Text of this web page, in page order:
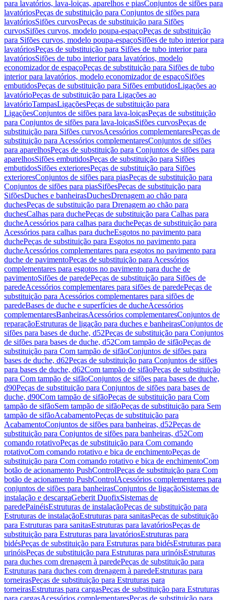
para lavatórios, lava-loiças, aparelhos e piasConjuntos de sifões para
lavatóriosPeças de substituição para Conjuntos de sifões para
lavatóriosSifões curvosPeças de substituição para Sifões
curvosSifões curvos, modelo poupa-espaçoPeças de substituição
para Sifões curvos, modelo poupa-espaçoSifões de tubo interior para
lavatóriosPeças de substituição para Sifões de tubo interior para
lavatóriosSifões de tubo interior para lavatórios, modelo
economizador de espaçoPeças de substituição para Sifões de tubo
interior para lavatórios, modelo economizador de espaçoSifões
embutidosPeças de substituição para Sifões embutidosLigações ao
lavatórioPeças de substituição para Ligações ao
lavatórioTampasLigaçõesPeças de substituição para
LigaçõesConjuntos de sifões para lava-loiçasPeças de substituição
para Conjuntos de sifões para lava-loiçasSifões curvosPeças de
substituição para Sifões curvosAcessórios complementaresPeças de
substituição para Acessórios complementaresConjuntos de sifões
para aparelhosPeças de substituição para Conjuntos de sifões para
aparelhosSifões embutidosPeças de substituição para Sifões
embutidosSifões exterioresPeças de substituição para Sifões
exterioresConjuntos de sifões para piasPeças de substituição para
Conjuntos de sifões para piasSifõesPeças de substituição para
SifõesDuches e banheirasDuchesDrenagem ao chão para
duchesPeças de substituição para Drenagem ao chão para
duchesCalhas para duchePeças de substituição para Calhas para
ducheAcessórios para calhas para duchePeças de substituição para
Acessórios para calhas para ducheEsgotos no pavimento para
duchePeças de substituição para Esgotos no pavimento para
ducheAcessórios complementares para esgotos no pavimento para
duche de pavimentoPeças de substituição para Acessórios
complementares para esgotos no pavimento para duche de
pavimentoSifões de paredePeças de substituição para Sifões de
paredeAcessórios complementares para sifões de paredePeças de
substituição para Acessórios complementares para sifões de
paredeBases de duche e superfícies de ducheAcessórios
complementaresBanheirasAcessórios complementaresConjuntos de
reparaçãoEstruturas de ligação para duches e banheirasConjuntos de
sifões para bases de duche, d52Peças de substituição para Conjuntos
de sifões para bases de duche, d52Com tampão de sifãoPeças de
substituição para Com tampão de sifãoConjuntos de sifões para
bases de duche, d62Peças de substituição para Conjuntos de sifões
para bases de duche, d62Com tampão de sifãoPeças de substituição
para Com tampão de sifãoConjuntos de sifões para bases de duche,
d90Peças de substituição para Conjuntos de sifões para bases de
duche, d90Com tampão de sifãoPeças de substituição para Com
tampão de sifãoSem tampão de sifãoPeças de substituição para Sem
tampão de sifãoAcabamentoPeças de substituição para
AcabamentoConjuntos de sifões para banheiras, d52Peças de
substituição para Conjuntos de sifões para banheiras, d52Com
comando rotativoPeças de substituição para Com comando
rotativoCom comando rotativo e bica de enchimentoPeças de
substituição para Com comando rotativo e bica de enchimentoCom
botão de acionamento PushControlPeças de substituição para Com
botão de acionamento PushControlAcessórios complementares para
conjuntos de sifões para banheirasConjuntos de ligaçãoSistemas de
instalação e descargaGeberit DuofixSistemas de
paredePainéisEstruturas de instalaçãoPeças de substituição para
Estruturas de instalaçãoEstruturas para sanitasPeças de substituição
para Estruturas para sanitasEstruturas para lavatóriosPeças de
substituição para Estruturas para lavatóriosEstruturas para
bidésPeças de substituição para Estruturas para bidésEstruturas para
urinóisPeças de substituição para Estruturas para urinóisEstruturas
para duches com drenagem à paredePeças de substituição para
Estruturas para duches com drenagem à paredeEstruturas para
torneirasPeças de substituição para Estruturas para
torneirasEstruturas para cargasPeças de substituição para Estruturas
para cargasAcessórios complementaresPeças de substituição para